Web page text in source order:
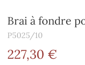
Brai à fondre
P5025/10
227,30 €